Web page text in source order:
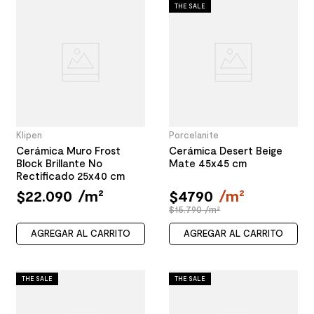
Klipen
Cerámica Muro Frost
Block Brillante No
Rectificado 25x40 cm
$22.090 /m²
AGREGAR AL CARRITO
THE SALE
Porcelanite
Cerámica Desert Beige
Mate 45x45 cm
$4790 /m²
$15.790 /m²
AGREGAR AL CARRITO
THE SALE THE SALE